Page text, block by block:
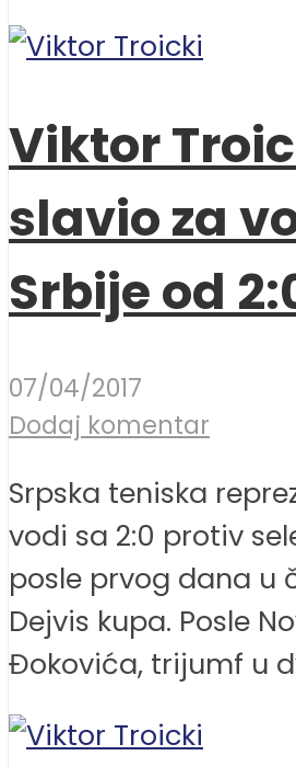
Viktor
slavio za
Srbije od
07/04/2017
Dodaj komentar
Srpska teniska
vodi sa 2:0 protiv
posle prvog dana u
Dejvis kupa. Posle
Đokovića, trijumf u